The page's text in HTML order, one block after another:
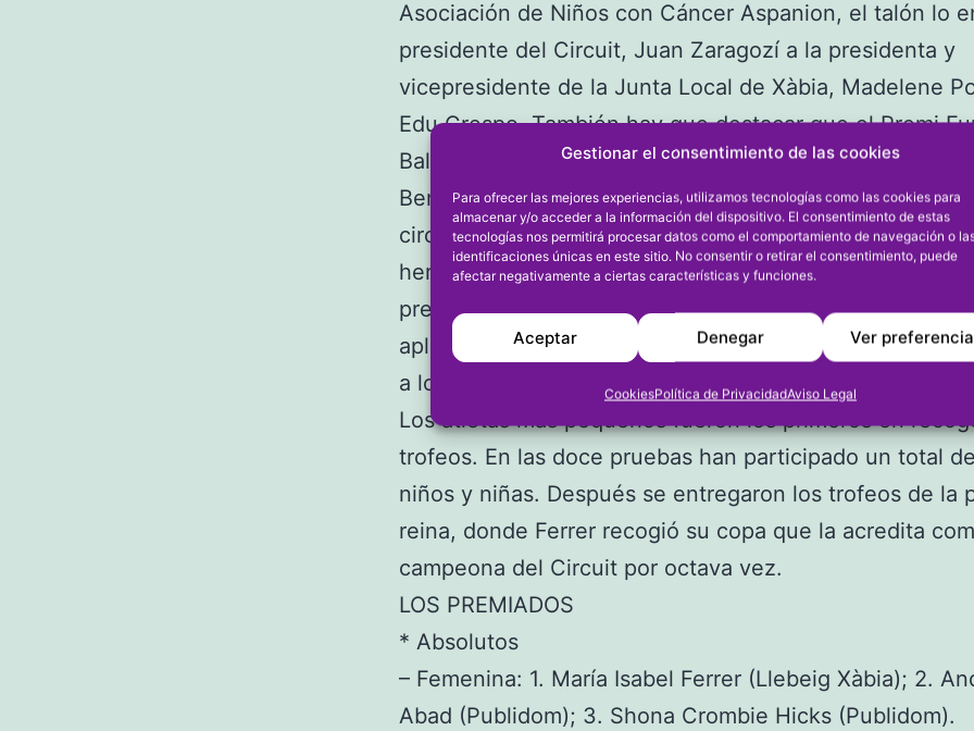
Gestionar el consentimiento de las cookies
Para ofrecer las mejores experiencias, utilizamos tecnologías como las cookies para
almacenar y/o acceder a la información del dispositivo. El consentimiento de estas
tecnologías nos permitirá procesar datos como el comportamiento de navegación o
identificaciones únicas en este sitio. No consentir o retirar el consentimiento, puede
afectar negativamente a ciertas características y funciones.
Aceptar Denegar Ver
CookiesPolítica de PrivacidadAviso Legal
Asociación de Niños con Cáncer Aspanion, el talón lo
presidente del Circuit, Juan Zaragozí a la presidenta y
vicepresidente de la Junta Local de Xàbia, Madelene
Edu Crespo. También hay que destacar que el Premi
Baleària al Esforç fue para Maite Ferrà (Ginestar
Benissa), corredora invidente que ha realizado las
circuit acompañada de su marido Juan Luis Santacreu y
hermano Marcos, trofeo que recibió de manos de
presidente de la Fundació. Un premio que fue de los
aplaudidos por los asistentes. También hubo un
a los patrocinadores del Circuit.
Los atletas más pequeños fueron los primeros en
trofeos. En las doce pruebas han participado un total
niños y niñas. Después se entregaron los trofeos de la
reina, donde Ferrer recogió su copa que la acredita
campeona del Circuit por octava vez.
LOS PREMIADOS
* Absolutos
– Femenina: 1. María Isabel Ferrer (Llebeig Xàbia); 2.
Abad (Publidom); 3. Shona Crombie Hicks (Publidom).